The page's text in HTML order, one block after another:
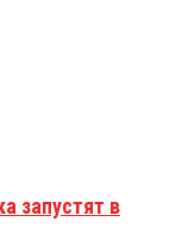
запустят в